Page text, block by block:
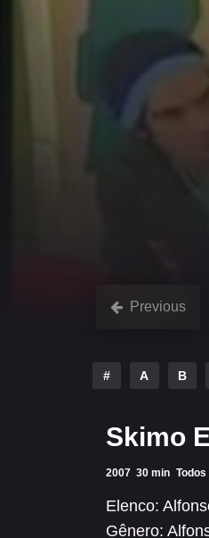
Previous
# A B
Skimo
2007 30 min
Elenco:
Gênero: